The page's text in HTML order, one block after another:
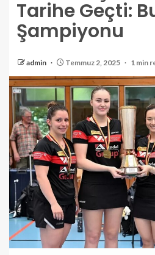
Tarihe Geçti:
Şampiyonu
admin Temmuz 2, 2025 1 min